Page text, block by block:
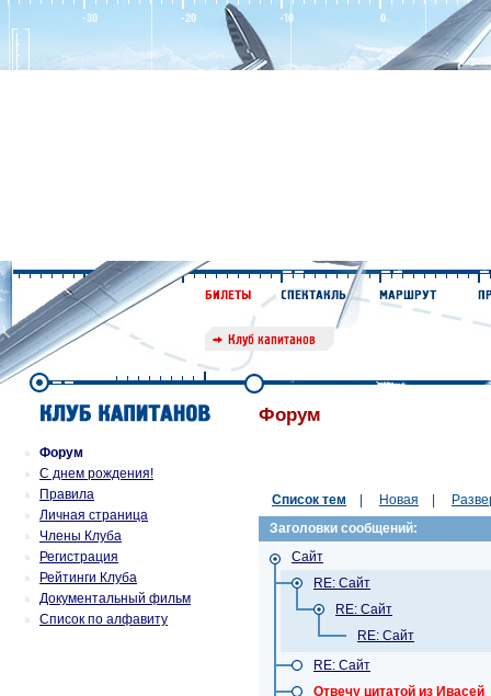
Форум
С днем рождения!
Правила
Личная страница
Члены Клуба
Регистрация
Рейтинги Клуба
Документальный фильм
Список по алфавиту
Форум
Список тем Новая
Заголовки сообщений:
Сайт
RE: Сайт
RE: Сайт
RE: Сайт
RE: Сайт
Отвечу цитатой из Ивасей